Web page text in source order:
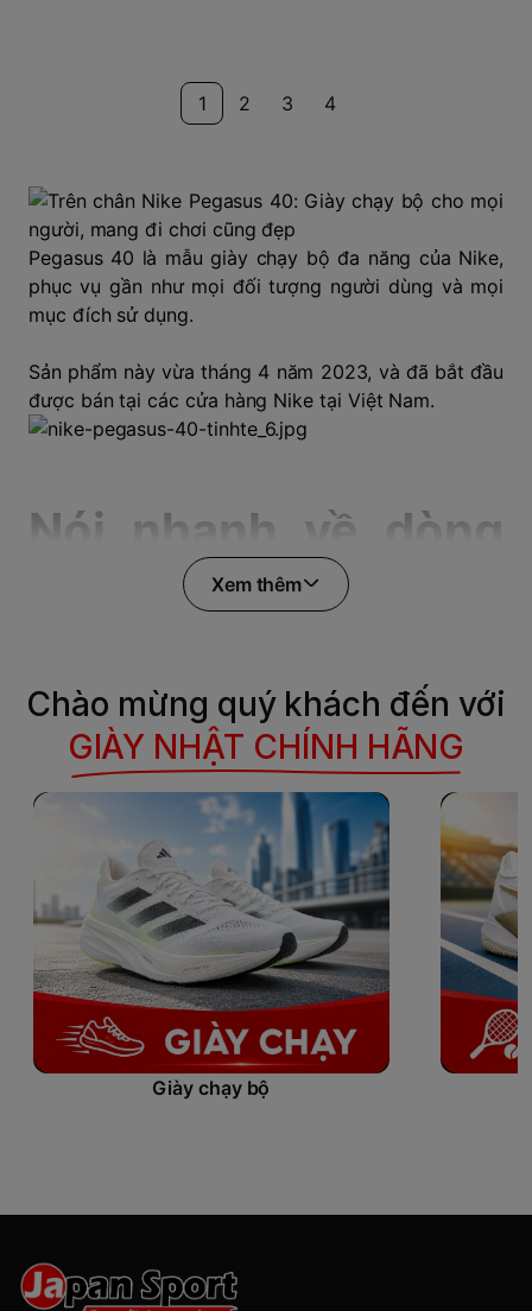
1 2 3 4
Pegasus 40 là mẫu giày chạy bộ đa năng của Nike,
phục vụ gần như mọi đối tượng người dùng và mọi
mục đích sử dụng.
Sản phẩm này vừa tháng 4 năm 2023, và đã bắt đầu
được bán tại các cửa hàng Nike tại Việt Nam.
Nói nhanh về dòng
giày phổ biến nhất
Pegasus là một trong những dòng giày chạy bộ phổ
biến nhất thế giới. Mỗi năm Nike ra mắt một mẫu
giày thuộc dòng này. Đến nay, thế hệ thứ 40 đã ra
đời, cho thấy mức độ phổ biến của nó với dân chạy.
Pegasus 40là đôi giày chạy bộ phục vụ cho
các bài tập luyện hàng ngày. Tuy nhiên nó cũng có
thể dùng để chạy dài vào cuối tuần hoặc tham gia
các giải chạy.Với những người mới tham gia chạy bộ,
Pegasus là một khởi đầu hợp lý. Trước đây, mình đến
với chạy bộ bằng đôi Nike Pegasus 33, sau đó mua
tiếp Pegasus 35. Hiện nay dù gắn bó với một số mẫu
cao hơn của Nike nhưng Pegasus vẫn là một lựa
chọn khi mang nó đi tập lẫn đi chơi.
phù hợp mọi hoàn
cảnh
Xem thêm
Chào mừng quý khách đến với
GIÀY NHẬT CHÍNH HÃNG
Giày chạy bộ